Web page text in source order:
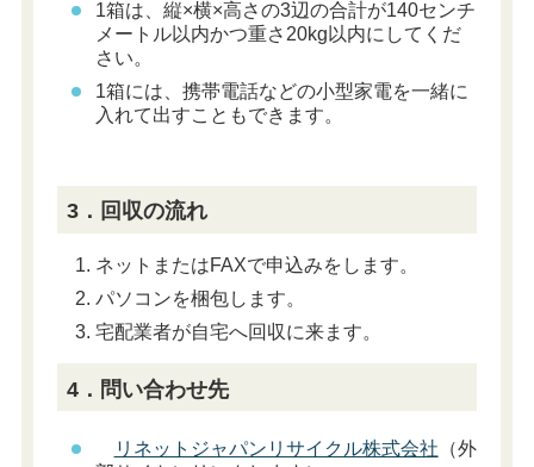
1箱は、縦×横×高さの3辺の合計が140センチ
メートル以内かつ重さ20kg以内にしてくだ
さい。
1箱には、携帯電話などの小型家電を一緒に
入れて出すこともできます。
3．回収の流れ
ネットまたはFAXで申込みをします。
パソコンを梱包します。
宅配業者が自宅へ回収に来ます。
4．問い合わせ先
リネットジャパンリサイクル株式会社 （外